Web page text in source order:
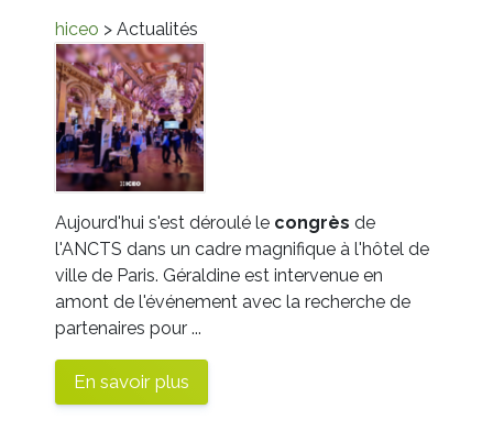
hiceo > Actualités
Aujourd'hui s'est déroulé le congrès de
l'ANCTS dans un cadre magnifique à l'hôtel de
ville de Paris. Géraldine est intervenue en
amont de l'événement avec la recherche de
partenaires pour ...
En savoir plus